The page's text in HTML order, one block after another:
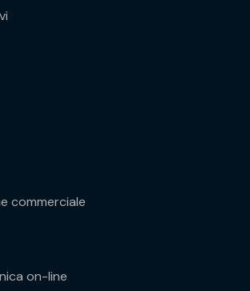
commerciale
on-line